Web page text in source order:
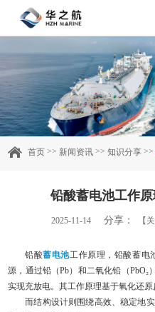
首页
产品
新闻
联系
首页 >> 新闻资讯 >>知识分享
铅酸蓄电池工作
2025-11-14 分享： 【
铅酸蓄电池工作原理，铅酸蓄电
源，通过铅（Pb）和二氧化铅（PbO₂
实现充放电。其工作原理基于氧化还原
而结构设计则围绕高效、稳定地